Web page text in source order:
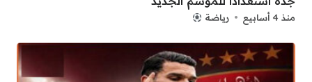
منذ 4 أسابيع رياضة